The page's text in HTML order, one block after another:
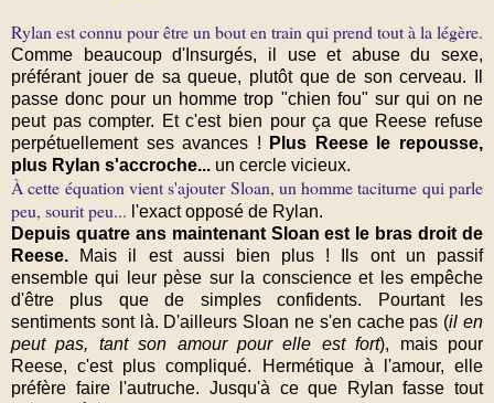
Rylan est connu pour être un bout en train qui prend tout à la légère.
Comme beaucoup d'Insurgés, il use et abuse du sexe,
préférant jouer de sa queue, plutôt que de son cerveau. Il
passe donc pour un homme trop "chien fou" sur qui on ne
peut pas compter. Et c'est bien pour ça que Reese refuse
perpétuellement ses avances ! Plus Reese le repousse,
plus Rylan s'accroche... un cercle vicieux.
À cette équation vient s'ajouter Sloan, un homme taciturne qui parle
peu, sourit peu... l'exact opposé de Rylan.
Depuis quatre ans maintenant Sloan est le bras droit de
Reese. Mais il est aussi bien plus ! Ils ont un passif
ensemble qui leur pèse sur la conscience et les empêche
d'être plus que de simples confidents. Pourtant les
sentiments sont là. D'ailleurs Sloan ne s'en cache pas (il en
peut pas, tant son amour pour elle est fort), mais pour
Reese, c'est plus compliqué. Hermétique à l'amour, elle
préfère faire l'autruche. Jusqu'à ce que Rylan fasse tout